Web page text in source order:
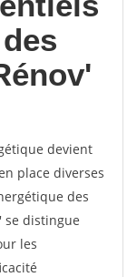
devient
place diverses
des
se distingue
les